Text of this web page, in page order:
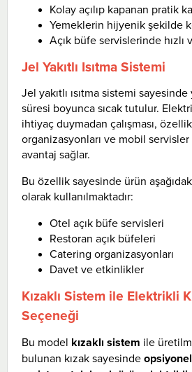
Kolay açılıp kapanan pratik
Yemeklerin hijyenik şekilde
Açık büfe servislerinde hızlı
Jel Yakıtlı Isıtma Sistemi
Jel yakıtlı ısıtma sistemi
süresi boyunca sıcak tutulur.
ihtiyaç duymadan çalışması,
organizasyonları ve mobil
avantaj sağlar.
Bu özellik sayesinde ürün
olarak kullanılmaktadır:
Otel açık büfe servisleri
Restoran açık büfeleri
Catering organizasyonları
Davet ve etkinlikler
Kızaklı Sistem ile Elektrikli
Seçeneği
Bu model kızaklı sistem ile
bulunan kızak sayesinde